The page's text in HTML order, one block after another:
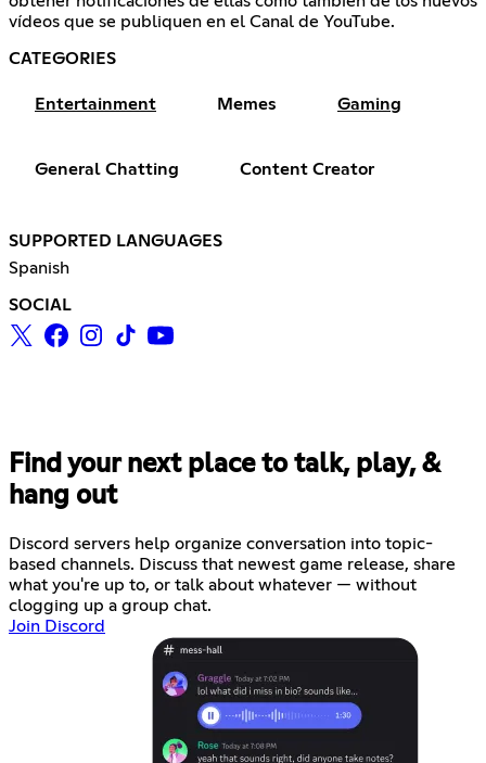
vídeos que se publiquen en el Canal de YouTube.
CATEGORIES
Entertainment Memes Gaming
General Chatting Content Creator
SUPPORTED LANGUAGES
Spanish
SOCIAL
Find your next place to talk, play, &
hang out
Discord servers help organize conversation into topic-
based channels. Discuss that newest game release, share
what you're up to, or talk about whatever — without
clogging up a group chat.
Join Discord